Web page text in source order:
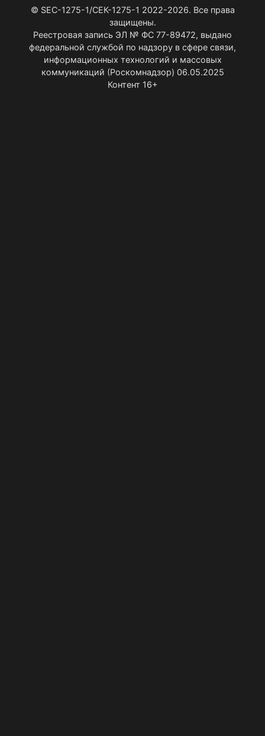
© SEC-1275-1/СЕК-1275-1 2022-2026. Все права
защищены.
Реестровая запись ЭЛ № ФС 77-89472, выдано
федеральной службой по надзору в сфере связи,
информационных технологий и массовых
коммуникаций (Роскомнадзор) 06.05.2025
Контент 16+